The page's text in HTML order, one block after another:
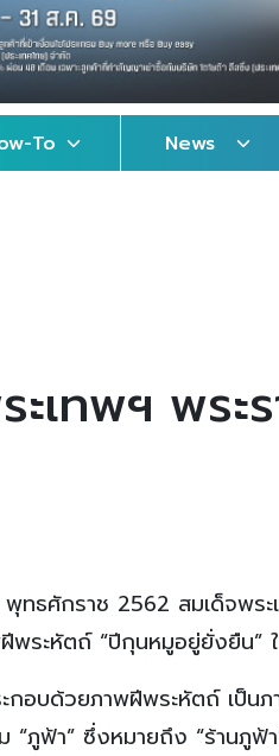
To News
ะเทพฯ พร
พุทธศักราช 2562 สมเด็จพร
พระหัตถ์ “ปีกุนหมูอยู่ยั่งยืน”
กอบด้วยภาพฝีพระหัตถ์ เป็น
“ภูฟ้า” ซึ่งหมายถึง “ร้านภู